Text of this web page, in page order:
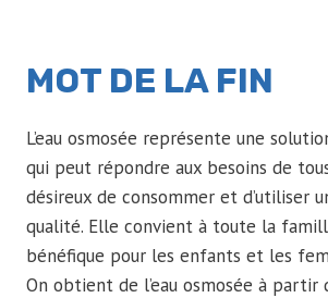
MOT DE LA FIN
L’eau osmosée représente une
qui peut répondre aux besoins de
désireux de consommer et d’utiliser
qualité. Elle convient à toute la
bénéfique pour les enfants et les
On obtient de l’eau osmosée à partir